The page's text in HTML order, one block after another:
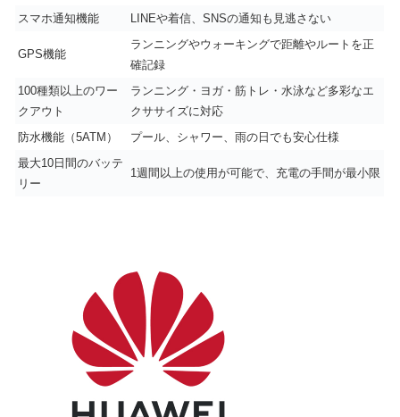
スマホ通知機能
LINEや着信、SNSの通知も見逃さない
GPS機能
ランニングやウォーキングで距離やルートを正
確記録
100種類以上のワー
クアウト
ランニング・ヨガ・筋トレ・水泳など多彩なエ
クササイズに対応
防水機能（5ATM）
プール、シャワー、雨の日でも安心仕様
最大10日間のバッテ
リー
1週間以上の使用が可能で、充電の手間が最小限